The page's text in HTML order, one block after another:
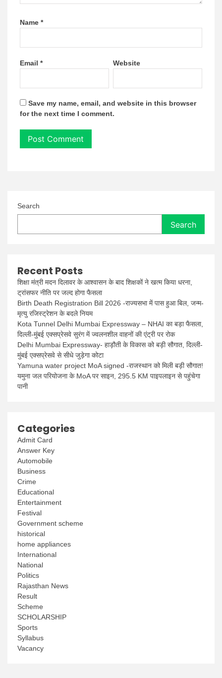
Name *
Email * Website
Save my name, email, and website in this browser
for the next time I comment.
Search
Search
Recent Posts
शिक्षा मंत्री मदन दिलावर के आश्वासन के बाद शिक्षकों ने खत्म किया धरना,
ट्रांसफर नीति पर जल्द होगा फैसला
Birth Death Registration Bill 2026 -राज्यसभा में पास हुआ बिल, जन्म-
मृत्यु रजिस्ट्रेशन के बदले नियम
Kota Tunnel Delhi Mumbai Expressway – NHAI का बड़ा फैसला,
दिल्ली-मुंबई एक्सप्रेसवे सुरंग में ज्वलनशील वाहनों की एंट्री पर रोक
Delhi Mumbai Expressway- हाड़ौती के विकास को बड़ी सौगात, दिल्ली-
मुंबई एक्सप्रेसवे से सीधे जुड़ेगा कोटा
Yamuna water project MoA signed -राजस्थान को मिली बड़ी सौगात!
यमुना जल परियोजना के MoA पर साइन, 295.5 KM पाइपलाइन से पहुंचेगा
पानी
Categories
Admit Card
Answer Key
Automobile
Business
Crime
Educational
Entertainment
Festival
Government scheme
historical
home appliances
International
National
Politics
Rajasthan News
Result
Scheme
SCHOLARSHIP
Sports
Syllabus
Vacancy